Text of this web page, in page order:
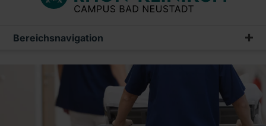
PATIENTEN & BESUCHER
AKTUELLES
Bereichsnavigation
Unsere Leistungen
Koronare Bypasschirurgie
Mitralklappenersatz und Mitralklappenrekonstruktion
Aortenklappenchirurgie